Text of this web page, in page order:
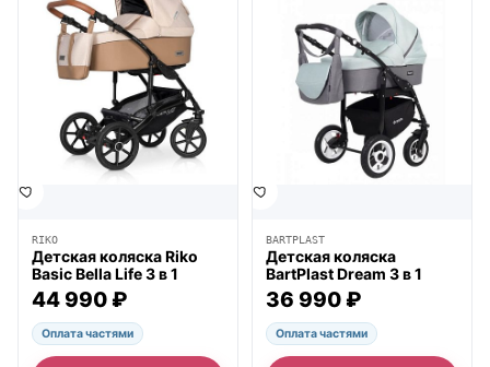
RIKO
Детская коляска Riko
Basic Bella Life 3 в 1
44 990 ₽
Оплата частями
BARTPLAST
Детская коляска
BartPlast Dream 3 в 1
36 990 ₽
Оплата частями